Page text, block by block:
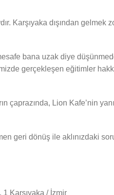
Karşıyaka dışından gelmek
bana uzak diye
gerçekleşen eğitimler
Lion Kafe’nin
geri dönüş ile aklınızdaki
Karşıyaka / İzmir